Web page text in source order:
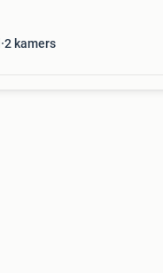
2 kamers